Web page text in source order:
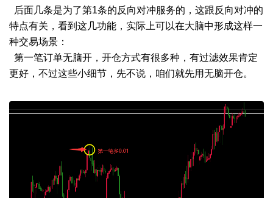
后面几条是为了第1条的反向对冲服务的，这跟反向对冲的
特点有关，看到这几功能，实际上可以在大脑中形成这样一
种交易场景：
第一笔订单无脑开，开仓方式有很多种，有过滤效果肯定
更好，不过这些小细节，先不说，咱们就先用无脑开仓。